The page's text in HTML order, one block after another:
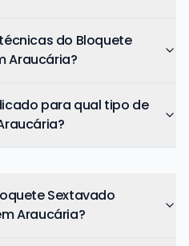
do Bloquete
Araucária?
para qual tipo de
Sextavado
Araucária?